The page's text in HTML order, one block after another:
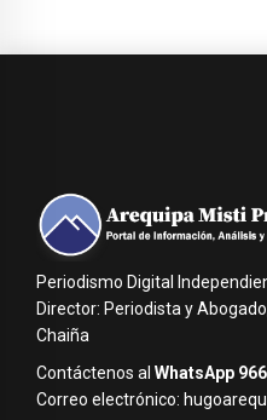
Periodismo Digital
Director: Periodista y
Chaiña
Contáctenos al WhatsApp
Correo electrónico: